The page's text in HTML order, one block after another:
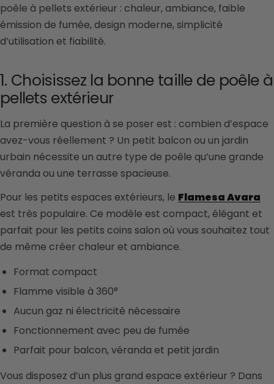
poêle à pellets extérieur : chaleur, ambiance, faible
émission de fumée, design moderne, simplicité
d’utilisation et fiabilité.
1. Choisissez la bonne taille de poêle à
pellets extérieur
La première question à se poser est : combien d’espace
avez-vous réellement ? Un petit balcon ou un jardin
urbain nécessite un autre type de poêle qu’une grande
véranda ou une terrasse spacieuse.
Pour les petits espaces extérieurs, le Flamesa Avara
est très populaire. Ce modèle est compact, élégant et
parfait pour les petits coins salon où vous souhaitez tout
de même créer chaleur et ambiance.
Format compact
Flamme visible à 360°
Aucun gaz ni électricité nécessaire
Fonctionnement avec peu de fumée
Parfait pour balcon, véranda et petit jardin
Vous disposez d’un plus grand espace extérieur ? Dans